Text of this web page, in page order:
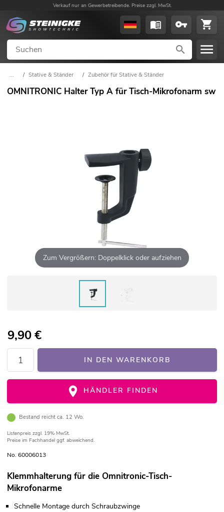
Verkauf nur an Gewerbetreibende. Preise zzgl. MwSt.
... / Stative & Ständer / Zubehör für Stative & Ständer
OMNITRONIC Halter Typ A für Tisch-Mikrofonarm sw
Zum Vergrößern: Doppelklick oder aufziehen
9,90€
IN DEN WARENKORB
HÄNDLER FINDEN
Bestand reicht ca. 12 Wo.
Listenpreis zzgl. 19% MwSt.
Preise im Fachhandel ggf. abweichend.
No. 60006013
Klemmhalterung für die Omnitronic-Tisch-
Mikrofonarme
Schnelle Montage durch Schraubzwinge